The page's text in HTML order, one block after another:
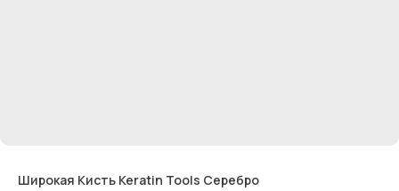
Широкая Кисть Keratin Tools Серебро